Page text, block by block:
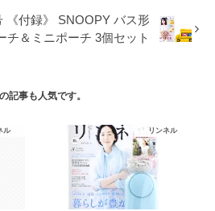
《付録》 SNOOPY バス形
チ＆ミニポーチ 3個セット
記事も人気です。
ル リンネル